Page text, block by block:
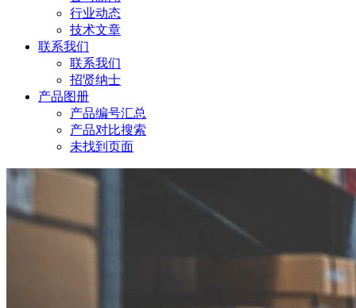
行业动态
技术文章
联系我们
联系我们
招贤纳士
产品图册
产品编号汇总
产品对比搜索
未找到页面